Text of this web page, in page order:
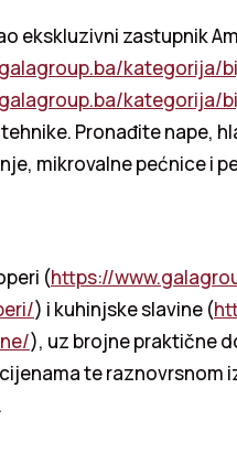
ekskluzivni zastupnik
kategorija/
kategorija/
Pronađite nape,
mikrovalne pećnice i
(https://
) i kuhinjske slavine (
), uz brojne praktične
te raznovrsnom